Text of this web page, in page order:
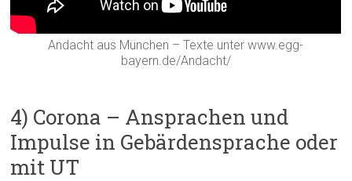
Andacht aus München – Texte unter www.egg-
bayern.de/Andacht/
4) Corona – Ansprachen und
Impulse in Gebärdensprache oder
mit UT